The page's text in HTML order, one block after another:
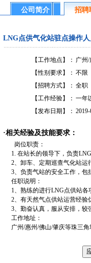
公司简介 招聘
LNG点供气化站驻点操作人
【工作地点】： 广州
【性别要求】： 不限
【招聘方式】： 全职
【工作经验】： 一年
【发布日期】：
·相关经验及技能要求：
岗位职责：
1. 在站长的领导下，负责
2、卸车、定期巡查气化站
3、负责气站的安全工作，包
任职说明：
1、熟练的进行LNG点供站各
2、有天然气点供站运营经验
3、勤奋认真，服从安排，较
工作地址：
广州/惠州/佛山/肇庆等珠三